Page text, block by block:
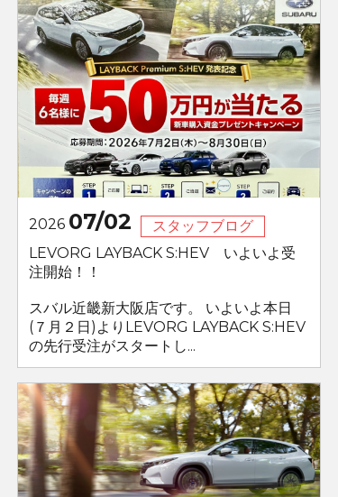
2026 07/02
スタッフブログ
LEVORG LAYBACK S:HEV いよいよ受
注開始！！
スバル近畿新大阪店です。 いよいよ本日
(７月２日)よりLEVORG LAYBACK S:HEV
の先行受注がスタートし...